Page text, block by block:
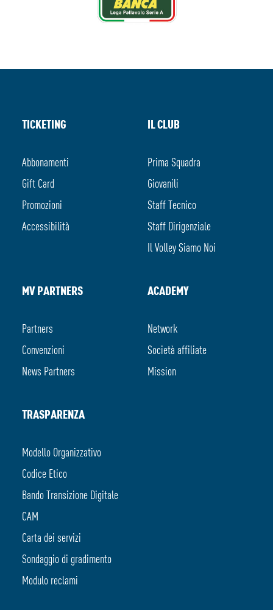
TICKETING
Abbonamenti
Gift Card
Promozioni
Accessibilità
IL CLUB
Prima Squadra
Giovanili
Staff Tecnico
Staff Dirigenziale
Il Volley Siamo Noi
MV PARTNERS
Partners
Convenzioni
News Partners
ACADEMY
Network
Società affiliate
Mission
TRASPARENZA
Modello Organizzativo
Codice Etico
Bando Transizione Digitale
CAM
Carta dei servizi
Sondaggio di gradimento
Modulo reclami